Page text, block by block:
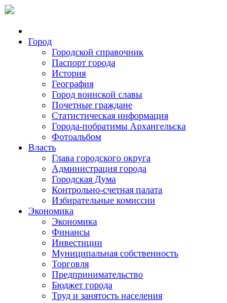
Город
Городской справочник
Паспорт города
История
География
Город воинской славы
Почетные граждане
Статистическая информация
Города-побратимы Архангельска
Фотоальбом
Власть
Глава городского округа
Администрация города
Городская Дума
Контрольно-счетная палата
Избирательные комиссии
Экономика
Экономика
Финансы
Инвестиции
Муниципальная собственность
Торговля
Предпринимательство
Бюджет города
Труд и занятость населения